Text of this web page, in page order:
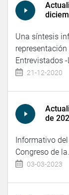
Una síntesis
Entrevistados
21-12-2020
de
Informativo
Congreso de
03-03-2023